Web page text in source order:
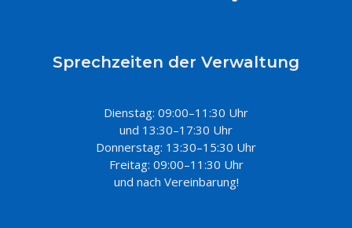
Sprechzeiten der Verwaltung
Dienstag: 09:00–11:30 Uhr
und 13:30–17:30 Uhr
Donnerstag: 13:30–15:30 Uhr
Freitag: 09:00–11:30 Uhr
und nach Vereinbarung!